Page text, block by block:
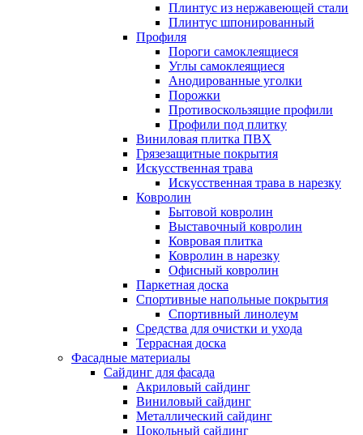
Плинтус из нержавеющей стали
Плинтус шпонированный
Профиля
Пороги самоклеящиеся
Углы самоклеящиеся
Анодированные уголки
Порожки
Противоскользящие профили
Профили под плитку
Виниловая плитка ПВХ
Грязезащитные покрытия
Искусственная трава
Искусственная трава в нарезку
Ковролин
Бытовой ковролин
Выставочный ковролин
Ковровая плитка
Ковролин в нарезку
Офисный ковролин
Паркетная доска
Спортивные напольные покрытия
Спортивный линолеум
Средства для очистки и ухода
Террасная доска
Фасадные материалы
Сайдинг для фасада
Акриловый сайдинг
Виниловый сайдинг
Металлический сайдинг
Цокольный сайдинг